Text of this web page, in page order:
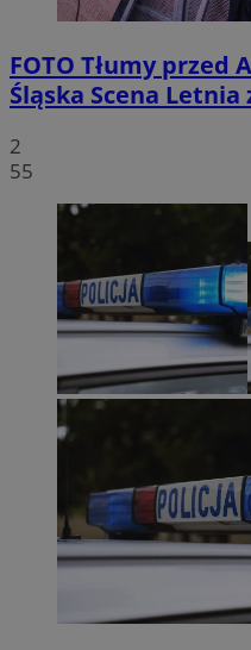
FOTO Tłumy przed
Śląska Scena
2
55